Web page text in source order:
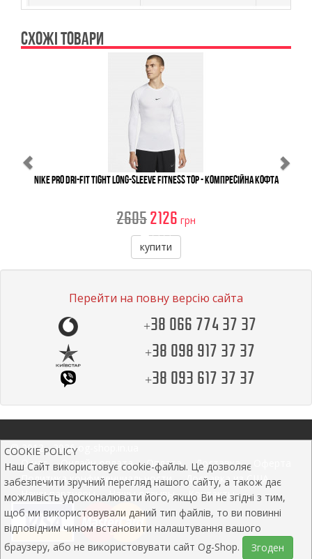
СХОЖІ ТОВАРИ
Nike Pro Dri-FIT Tight Long-Sleeve Fitness Top - Компресійна Кофта
26052126 грн
купити
Перейти на повну версію сайта
+38 066 774 37 37
+38 098 917 37 37
+38 093 617 37 37
© 2012 - 2026 og-shop.in.ua
О нас
Онлайн оплата Оплата Доставка
Политика конфиденциальности
Доставка из США
Наши партнеры
Нашы отзывы Контакты
COOKIE POLICY
Наш Сайт використовує cookie-файлы. Це дозволяє
забезпечити зручний перегляд нашого сайту, а також дає
можливість удосконалювати його, якщо Ви не згідні з тим,
щоб ми використовували даний тип файлів, то ви повинні
відповідним чином встановити налаштування вашого
браузеру, або не використовувати сайт Og-Shop.
Згоден